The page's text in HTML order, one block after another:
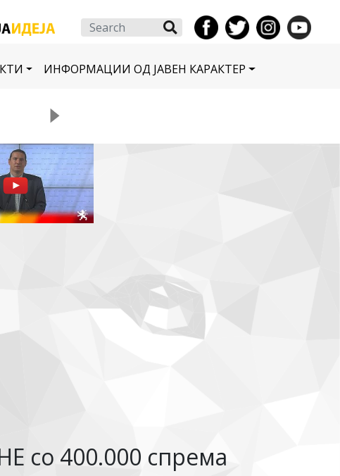
Search
ИНФОРМАЦИИ ОД ЈАВЕН КАРАКТЕР
со 400.000 спрема